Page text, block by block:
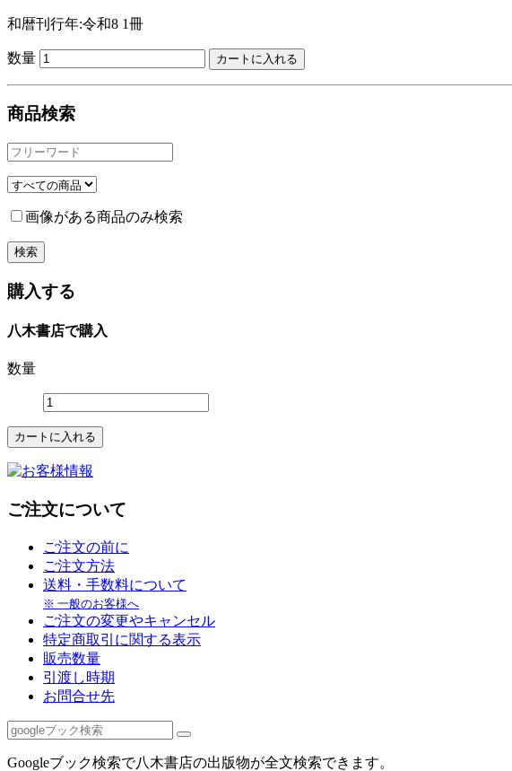
和暦刊行年:令和8 1冊
数量
商品検索
画像がある商品のみ検索
購入する
八木書店で購入
数量
ご注文について
ご注文の前に
ご注文方法
送料・手数料について
※ 一般のお客様へ
ご注文の変更やキャンセル
特定商取引に関する表示
販売数量
引渡し時期
お問合せ先
Googleブック検索で八木書店の出版物が全文検索できます。